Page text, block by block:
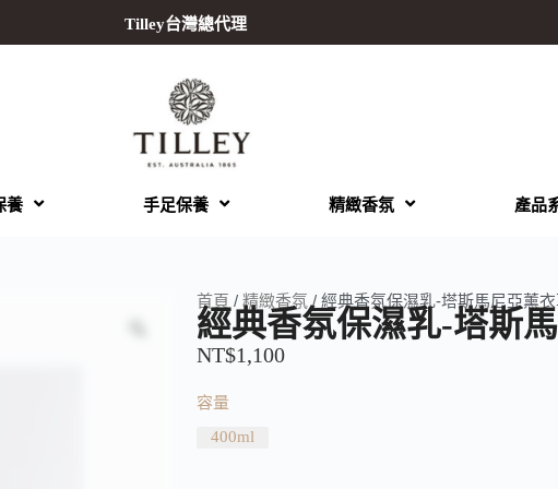
Tilley台灣總代理
養 手足保養 精緻香氛 產品
首頁 / 精緻香氛/ 經典香氛保濕乳-塔斯馬尼亞薰
經典香氛保濕乳-塔斯
NT$1,100
容量
400ml